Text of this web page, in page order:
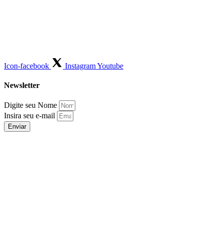
Icon-facebook InstagramYoutube
Newsletter
Digite seu Nome
Insira seu e-mail
Enviar